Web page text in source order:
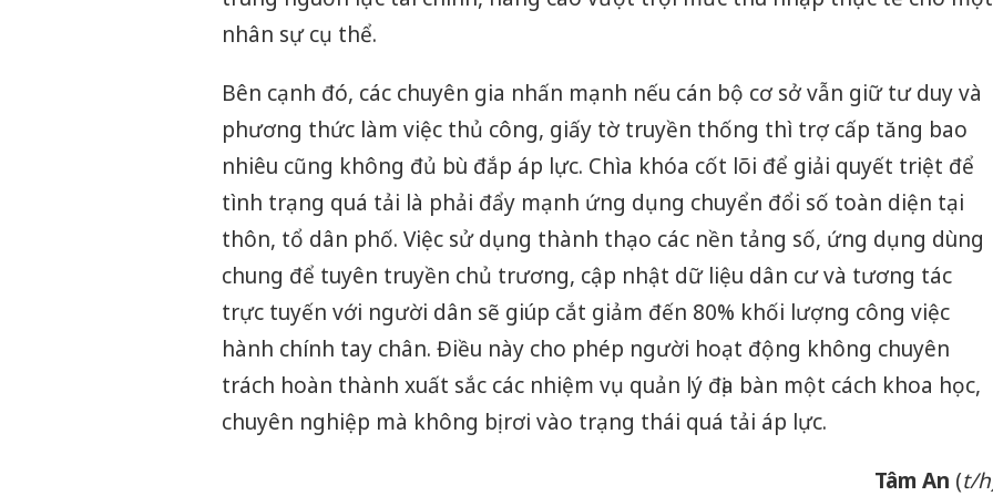
nhân sự cụ thể.
Bên cạnh đó, các chuyên gia nhấn mạnh nếu cán bộ cơ sở vẫn giữ tư duy và
phương thức làm việc thủ công, giấy tờ truyền thống thì trợ cấp tăng bao
nhiêu cũng không đủ bù đắp áp lực. Chìa khóa cốt lõi để giải quyết triệt để
tình trạng quá tải là phải đẩy mạnh ứng dụng chuyển đổi số toàn diện tại
thôn, tổ dân phố. Việc sử dụng thành thạo các nền tảng số, ứng dụng dùng
chung để tuyên truyền chủ trương, cập nhật dữ liệu dân cư và tương tác
trực tuyến với người dân sẽ giúp cắt giảm đến 80% khối lượng công việc
hành chính tay chân. Điều này cho phép người hoạt động không chuyên
trách hoàn thành xuất sắc các nhiệm vụ quản lý địa bàn một cách khoa học,
chuyên nghiệp mà không bị rơi vào trạng thái quá tải áp lực.
Tâm An (t/